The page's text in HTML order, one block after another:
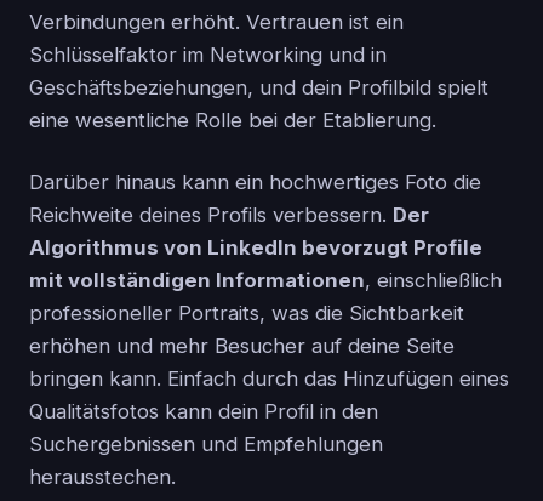
Verbindungen erhöht. Vertrauen ist ein
Schlüsselfaktor im Networking und in
Geschäftsbeziehungen, und dein Profilbild spielt
eine wesentliche Rolle bei der Etablierung.
Darüber hinaus kann ein hochwertiges Foto die
Reichweite deines Profils verbessern. Der
Algorithmus von LinkedIn bevorzugt Profile
mit vollständigen Informationen, einschließlich
professioneller Portraits, was die Sichtbarkeit
erhöhen und mehr Besucher auf deine Seite
bringen kann. Einfach durch das Hinzufügen eines
Qualitätsfotos kann dein Profil in den
Suchergebnissen und Empfehlungen
herausstechen.